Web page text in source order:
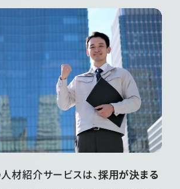
材紹介サービスは、採用が決まる